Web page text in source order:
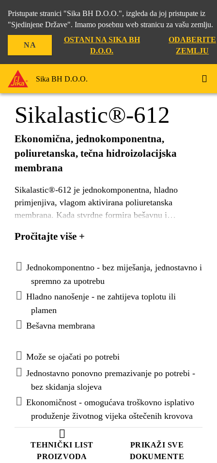
Pristupate stranici "Sika BH D.O.O.", izgleda da joj pristupate iz
"Sjedinjene Države". Imamo posebnu web stranicu za vašu zemlju.
NA
OSTANI NA SIKA BH
D.O.O.
ODABERITE
ZEMLJU
Sika BH D.O.O.
Građevina Sikalastic®-612
TEHNIČKI LIST
PROIZVODA
PRIKAŽI SVE
DOKUMENTE
Sikalastic®-612
Ekonomična, jednokomponentna,
poliuretanska, tečna hidroizolacijska
membrana
Sikalastic®-612 je jednokomponentna, hladno
primjenjiva, vlagom aktivirana poliuretanska
membrana. Kada stvrdne formira bešavnu i
područja i konstrukcije, kao i ispod pločica na
Pročitajte više +
Jednokomponentno - bez miješanja, jednostavno i
spremno za upotrebu
Hladno nanošenje - ne zahtijeva toplotu ili
plamen
Bešavna membrana
Može se ojačati po potrebi
Jednostavno ponovno premazivanje po potrebi -
bez skidanja slojeva
Ekonomičnost - omogućava troškovno isplativo
produženje životnog vijeka oštečenih krovova